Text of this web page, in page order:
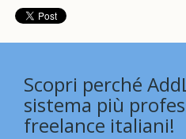
Scopri perché
sistema più
freelance italiani!